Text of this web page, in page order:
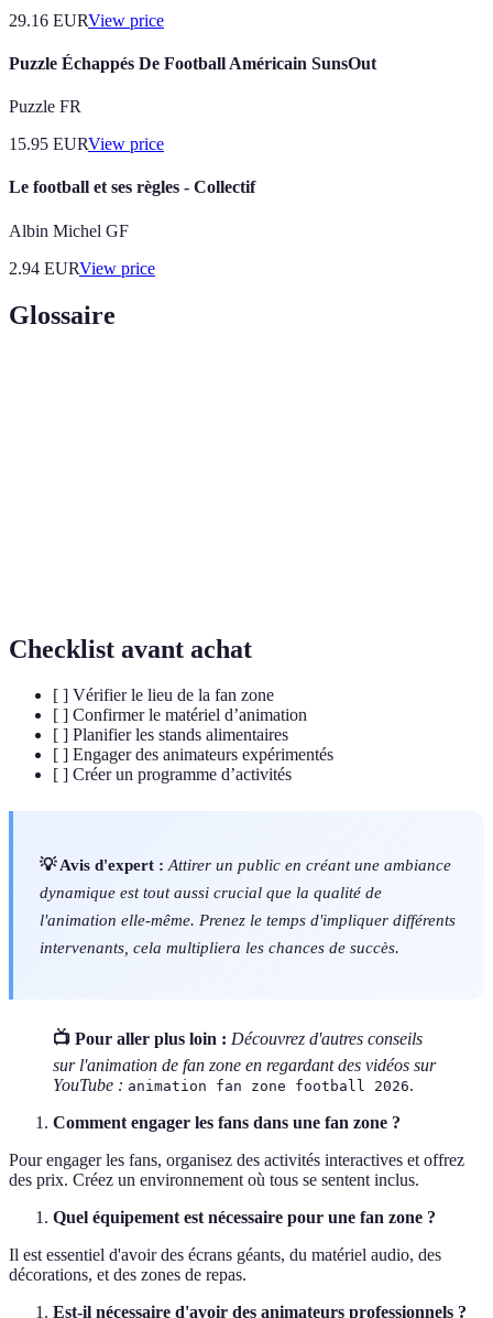
29.16 EURView price
Puzzle Échappés De Football Américain SunsOut
Puzzle FR
15.95 EURView price
Le football et ses règles - Collectif
Albin Michel GF
2.94 EURView price
Glossaire
Checklist avant achat
[ ] Vérifier le lieu de la fan zone
[ ] Confirmer le matériel d’animation
[ ] Planifier les stands alimentaires
[ ] Engager des animateurs expérimentés
[ ] Créer un programme d’activités
💡 Avis d'expert : Attirer un public en créant une ambiance
dynamique est tout aussi crucial que la qualité de
l'animation elle-même. Prenez le temps d'impliquer différents
intervenants, cela multipliera les chances de succès.
📺 Pour aller plus loin : Découvrez d'autres conseils
sur l'animation de fan zone en regardant des vidéos sur
YouTube : animation fan zone football 2026.
Comment engager les fans dans une fan zone ?
Pour engager les fans, organisez des activités interactives et offrez
des prix. Créez un environnement où tous se sentent inclus.
Quel équipement est nécessaire pour une fan zone ?
Il est essentiel d'avoir des écrans géants, du matériel audio, des
décorations, et des zones de repas.
Est-il nécessaire d'avoir des animateurs professionnels ?